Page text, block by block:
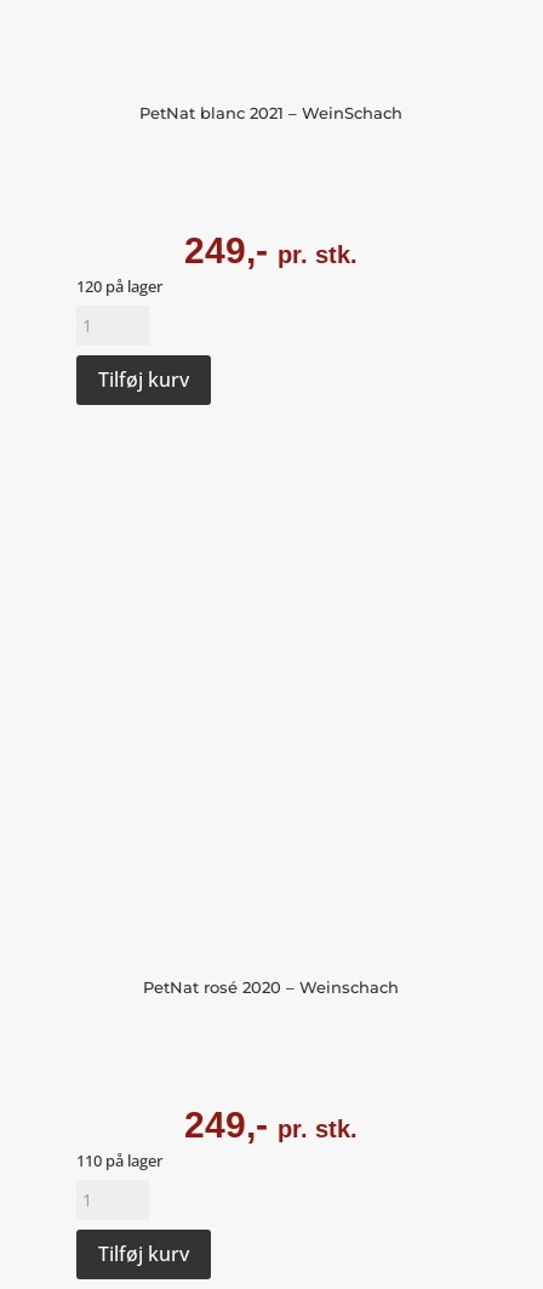
PetNat blanc 2021 – WeinSchach
249,- pr. stk.
120 på lager
PetNat
2021
-
Tilføj kurv
PetNat rosé 2020 – Weinschach
249,- pr. stk.
110 på lager
PetNat
2020
-
Tilføj kurv